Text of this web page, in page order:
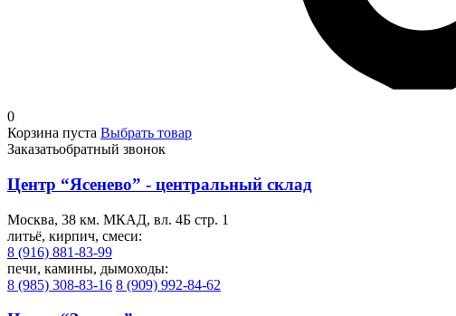
0
Корзина пуста Выбрать товар
Заказатьобратный звонок
Центр “Ясенево” - центральный склад
Москва, 38 км. МКАД, вл. 4Б стр. 1
литьё, кирпич, смеси:
8 (916) 881-83-99
печи, камины, дымоходы:
8 (985) 308-83-16 8 (909) 992-84-62